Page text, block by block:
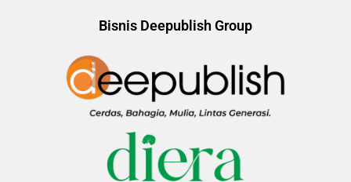
Bisnis Deepublish Group